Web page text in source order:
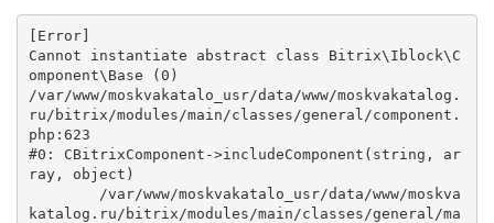
[Error]
Cannot instantiate abstract class Bitrix\Iblock\C
omponent\Base (0)
/var/www/moskvakatalo_usr/data/www/moskvakatalog.
ru/bitrix/modules/main/classes/general/component.
php:623
#0: CBitrixComponent->includeComponent(string, ar
ray, object)
katalog.ru/bitrix/modules/main/classes/general/ma